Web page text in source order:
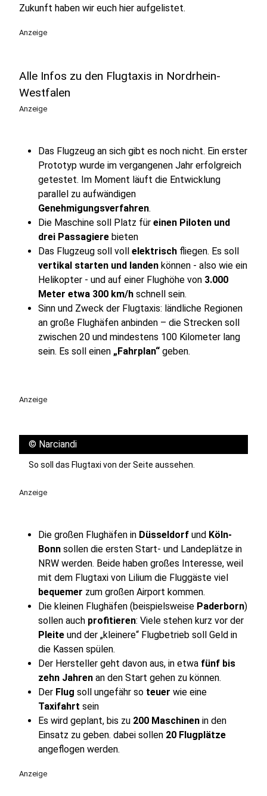
Zukunft haben wir euch hier aufgelistet.
Anzeige
Alle Infos zu den Flugtaxis in Nordrhein-
Westfalen
Anzeige
Das Flugzeug an sich gibt es noch nicht. Ein erster
Prototyp wurde im vergangenen Jahr erfolgreich
getestet. Im Moment läuft die Entwicklung
parallel zu aufwändigen
Genehmigungsverfahren.
Die Maschine soll Platz für einen Piloten und
drei Passagiere bieten
Das Flugzeug soll voll elektrisch fliegen. Es soll
vertikal starten und landen können - also wie ein
Helikopter - und auf einer Flughöhe von 3.000
Meter etwa 300 km/h schnell sein.
Sinn und Zweck der Flugtaxis: ländliche Regionen
an große Flughäfen anbinden – die Strecken soll
zwischen 20 und mindestens 100 Kilometer lang
sein. Es soll einen „Fahrplan“ geben.
Anzeige
© Narciandi
So soll das Flugtaxi von der Seite aussehen.
Anzeige
Die großen Flughäfen in Düsseldorf und Köln-
Bonn sollen die ersten Start- und Landeplätze in
NRW werden. Beide haben großes Interesse, weil
mit dem Flugtaxi von Lilium die Fluggäste viel
bequemer zum großen Airport kommen.
Die kleinen Flughäfen (beispielsweise Paderborn)
sollen auch profitieren: Viele stehen kurz vor der
Pleite und der „kleinere“ Flugbetrieb soll Geld in
die Kassen spülen.
Der Hersteller geht davon aus, in etwa fünf bis
zehn Jahren an den Start gehen zu können.
Der Flug soll ungefähr so teuer wie eine
Taxifahrt sein
Es wird geplant, bis zu 200 Maschinen in den
Einsatz zu geben. dabei sollen 20 Flugplätze
angeflogen werden.
Anzeige